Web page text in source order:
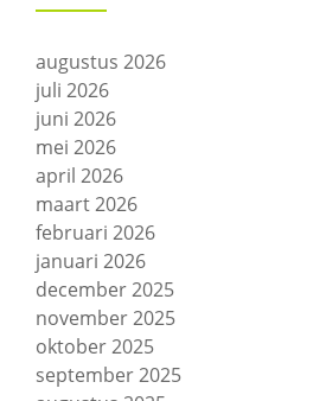
augustus 2026
juli 2026
juni 2026
mei 2026
april 2026
maart 2026
februari 2026
januari 2026
december 2025
november 2025
oktober 2025
september 2025